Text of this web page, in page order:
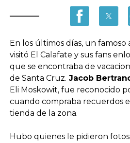
En los últimos días, un famoso
visitó El Calafate y sus fans
que se encontraba de
de Santa Cruz. Jacob
Eli Moskowit, fue reconocido
cuando compraba recuerdos
tienda de la zona.
Hubo quienes le pidieron